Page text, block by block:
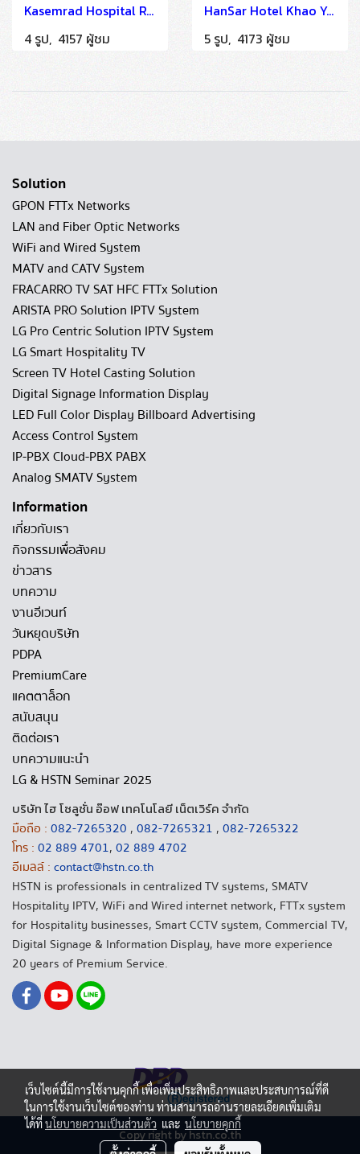
Kasemrad Hospital Rattanathibet
4 รูป, 4157 ผู้ชม
HanSar Hotel Khao Yai
5 รูป, 4173 ผู้ชม
Solution
GPON FTTx Networks
LAN and Fiber Optic Networks
WiFi and Wired System
MATV and CATV System
FRACARRO TV SAT HFC FTTx Solution
ARISTA PRO Solution IPTV System
LG Pro Centric Solution IPTV System
LG Smart Hospitality TV
Screen TV Hotel Casting Solution
Digital Signage Information Display
LED Full Color Display Billboard Advertising
Access Control System
IP-PBX Cloud-PBX PABX
Analog SMATV System
Information
เกี่ยวกับเรา
กิจกรรมเพื่อสังคม
ข่าวสาร
บทความ
งานอีเวนท์
วันหยุดบริษัท
PDPA
PremiumCare
แคตตาล็อก
สนับสนุน
ติดต่อเรา
บทความแนะนำ
LG & HSTN Seminar 2025
บริษัท ไฮ โซลูชั่น อ๊อฟ เทคโนโลยี เน็ตเวิร์ค จำกัด
มือถือ : 082-7265320 , 082-7265321 , 082-7265322
โทร : 02 889 4701, 02 889 4702
อีเมลล์ : contact@hstn.co.th
HSTN is professionals in centralized TV systems, SMATV
Hospitality IPTV, WiFi and Wired internet network, FTTx system
for Hospitality businesses, Smart CCTV system, Commercial TV,
Digital Signage & Information Display, have more experience
20 years of Premium Service.
Copy right by hstn.co.th
เว็บไซต์นี้มีการใช้งานคุกกี้ เพื่อเพิ่มประสิทธิภาพและประสบการณ์ที่ดี
ในการใช้งานเว็บไซต์ของท่าน ท่านสามารถอ่านรายละเอียดเพิ่มเติม
ได้ที่นโยบายความเป็นส่วนตัว และ นโยบายคุกกี้